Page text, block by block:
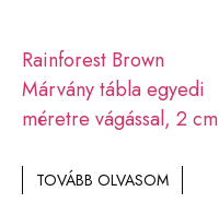
Rainforest Brown
Márvány tábla egyedi
méretre vágással, 2 cm
TOVÁBB OLVASOM